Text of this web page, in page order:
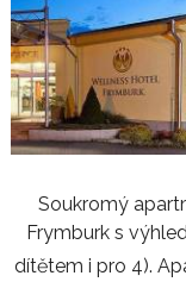
Soukromý
Frymburk s
dítětem i pro 4).